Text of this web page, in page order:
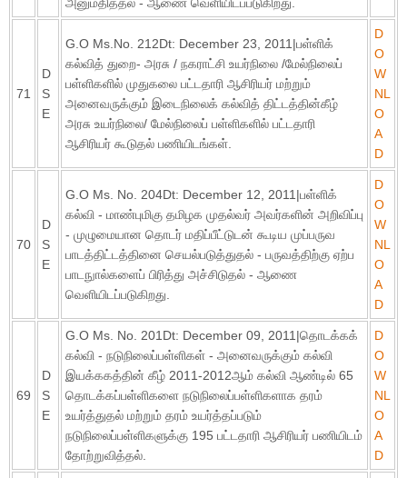
அனுமதித்தல் - ஆணை வெளியிடப்படுகிறது.
71
D
S
E
G.O Ms.No. 212Dt: December 23, 2011|பள்ளிக்
கல்வித் துறை- அரசு / நகராட்சி உயர்நிலை /மேல்நிலைப்
பள்ளிகளில் முதுகலை பட்டதாரி ஆசிரியர் மற்றும்
அனைவருக்கும் இடைநிலைக் கல்வித் திட்டத்தின்கீழ்
அரசு உயர்நிலை/ மேல்நிலைப் பள்ளிகளில் பட்டதாரி
ஆசிரியர் கூடுதல் பணியிடங்கள்.
D
O
W
NL
O
A
D
70
D
S
E
G.O Ms. No. 204Dt: December 12, 2011|பள்ளிக்
கல்வி - மாண்புமிகு தமிழக முதல்வர் அவர்களின் அறிவிப்பு
- முழுமையான தொடர் மதிப்பீட்டுடன் கூடிய முப்பருவ
பாடத்திட்டத்தினை செயல்படுத்துதல் - பருவத்திற்கு ஏற்ப
பாடநுால்களைப் பிரித்து அச்சிடுதல் - ஆணை
வெளியிடப்படுகிறது.
D
O
W
NL
O
A
D
69
D
S
E
G.O Ms. No. 201Dt: December 09, 2011|தொடக்கக்
கல்வி - நடுநிலைப்பள்ளிகள் - அனைவருக்கும் கல்வி
இயக்ககத்தின் கீழ் 2011-2012ஆம் கல்வி ஆண்டில் 65
தொடக்கப்பள்ளிகளை நடுநிலைப்பள்ளிகளாக தரம்
உயர்த்துதல் மற்றும் தரம் உயர்த்தப்படும்
நடுநிலைப்பள்ளிகளுக்கு 195 பட்டதாரி ஆசிரியர் பணியிடம்
தோற்றுவித்தல்.
D
O
W
NL
O
A
D